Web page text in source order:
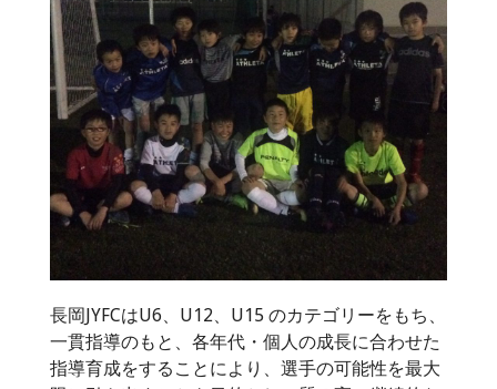
長岡JYFCはU6、U12、U15 のカテゴリーをもち、
一貫指導のもと、各年代・個人の成長に合わせた
指導育成をすることにより、選手の可能性を最大